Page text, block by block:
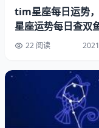
［嫣］
五行属土的字，漂
五行属土的字，指
tim星座每日运势
星座运势每日查双
日运势
22 阅读